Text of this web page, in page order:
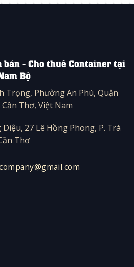
bán - Cho thuê Container tại
Bộ
Trọng, Phường An Phú, Quận
Thơ, Việt Nam
27 Lê Hồng Phong, P. Trà
Thơ